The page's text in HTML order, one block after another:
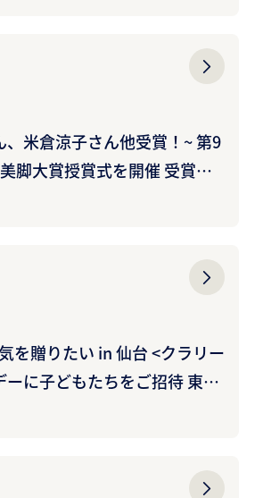
、米倉涼子さん他受賞！~ 第9
脚大賞授賞式を開催 受賞者
りたい in 仙台 <クラリー
に子どもたちをご招待 東北